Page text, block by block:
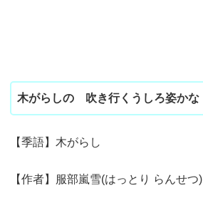
木がらしの 吹き行くうしろ姿かな
【季語】木がらし
【作者】服部嵐雪(はっとり らんせつ)